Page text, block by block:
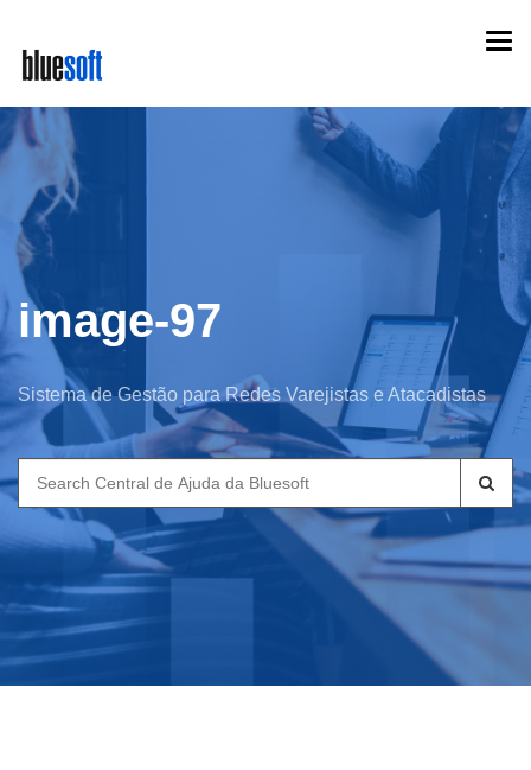
main
content
image-97
Sistema de Gestão para Redes Varejistas e Atacadistas
Search
for: